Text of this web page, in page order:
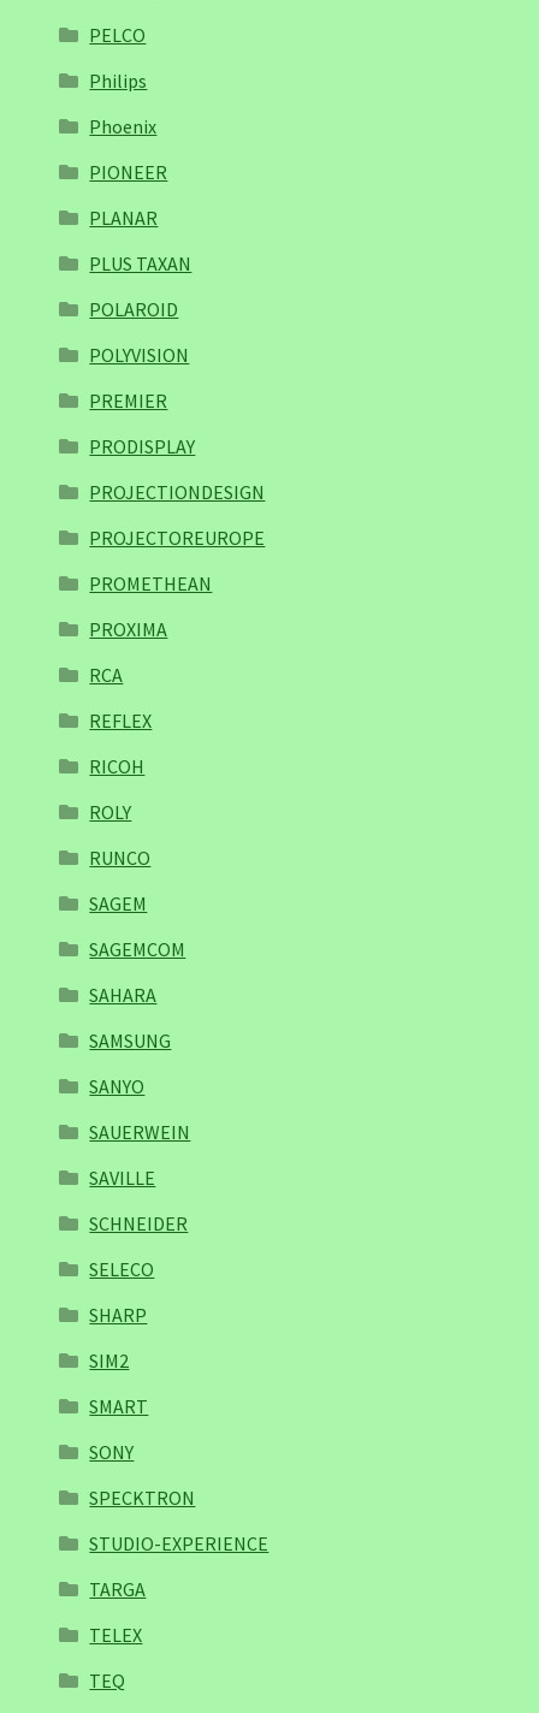
PELCO
Philips
Phoenix
PIONEER
PLANAR
PLUS TAXAN
POLAROID
POLYVISION
PREMIER
PRODISPLAY
PROJECTIONDESIGN
PROJECTOREUROPE
PROMETHEAN
PROXIMA
RCA
REFLEX
RICOH
ROLY
RUNCO
SAGEM
SAGEMCOM
SAHARA
SAMSUNG
SANYO
SAUERWEIN
SAVILLE
SCHNEIDER
SELECO
SHARP
SIM2
SMART
SONY
SPECKTRON
STUDIO-EXPERIENCE
TARGA
TELEX
TEQ